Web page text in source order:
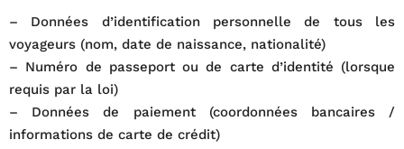
– Données d’identification personnelle de tous les
voyageurs (nom, date de naissance, nationalité)
– Numéro de passeport ou de carte d’identité (lorsque
requis par la loi)
– Données de paiement (coordonnées bancaires /
informations de carte de crédit)